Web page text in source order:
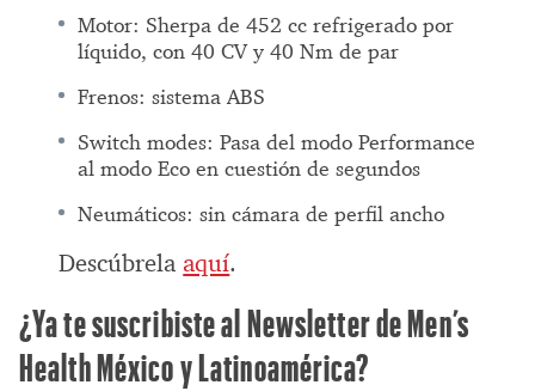
Motor: Sherpa de 452 cc refrigerado por
líquido, con 40 CV y ​​40 Nm de par
Frenos: sistema ABS
Switch modes: Pasa del modo Performance
al modo Eco en cuestión de segundos
Neumáticos: sin cámara de perfil ancho
Descúbrelaaquí.
¿Ya te suscribiste al Newsletter de Men’s
Health México y Latinoamérica?